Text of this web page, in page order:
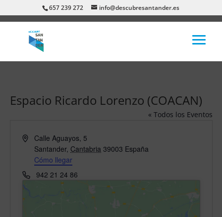
657 239 272 info@descubresantander.es
Espacio Ricardo Lorenzo (COACAN)
« Todos los Eventos
Dirección
Calle Aguayos, 5
Santander, Cantabria 39003 España
Cómo llegar
Teléfono942 21 24 86